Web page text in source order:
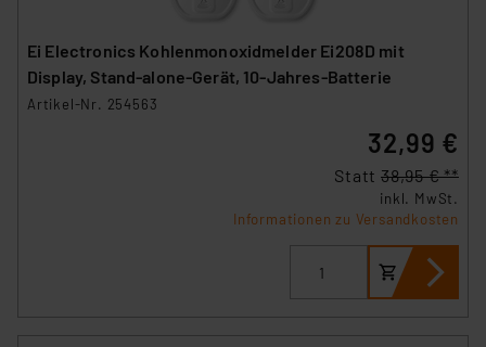
Ei Electronics Kohlenmonoxidmelder Ei208D mit
Display, Stand-alone-Gerät, 10-Jahres-Batterie
Artikel-Nr. 254563
32,99 €
Statt 38,95 € **
inkl. MwSt.
Informationen zu Versandkosten